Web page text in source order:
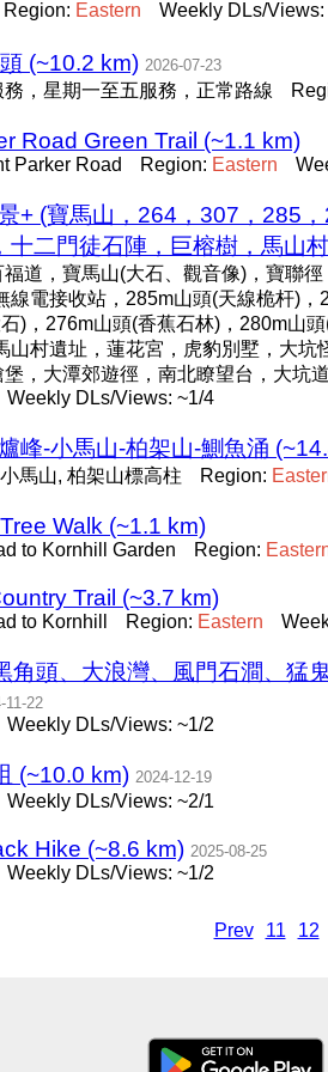
Region: Eastern Weekly DLs/Views:
(~10.2 km) 2026-07-23
，星期一至五服務，正常路線
Road Green Trail (~1.1 km)
Parker Road Region: Eastern
+ (寶馬山，264，307，285
十二門徒石陣，巨榕樹，馬山
道，寶馬山(大石、觀音像)，寶聯
線電接收站，285m山頭(天線桅杆)
)，276m山頭(香蕉石林)，280m山
山村遺址，蓮花宮，虎豹別墅，大
，大潭郊遊徑，南北瞭望台，大坑
Weekly DLs/Views: ~1/4
峰-小馬山-柏架山-鰂魚涌
馬山, 柏架山標高柱 Region:
Walk (~1.1 km)
to Kornhill Garden Region:
Trail (~3.7 km)
to Kornhill Region: Eastern
角頭、大浪灣、風門石澗、猛
11-22
Weekly DLs/Views: ~1/2
(~10.0 km) 2024-12-19
Weekly DLs/Views: ~2/1
Hike (~8.6 km) 2025-08-25
Weekly DLs/Views: ~1/2
Prev 11 12